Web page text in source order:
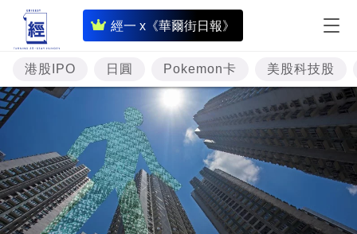
經一 x《華爾街日報》
即
時
財
經
題
投
資
樓
港股IPO 日圓 Pokemon卡 美股科技股